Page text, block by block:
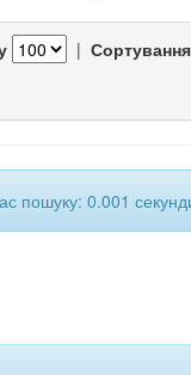
| Сортування
пошуку: 0.001